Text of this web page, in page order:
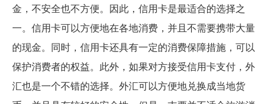
金，不安全也不方便。因此，信用卡是最适合的选择之
一。信用卡可以方便地在各地消费，并且不需要携带大量
的现金。同时，信用卡还具有一定的消费保障措施，可以
保护消费者的权益。此外，如果对方接受信用卡支付，外
汇也是一个不错的选择。外汇可以方便地兑换成当地货